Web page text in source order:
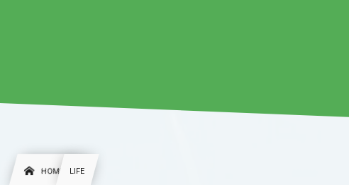
HOME LIFE